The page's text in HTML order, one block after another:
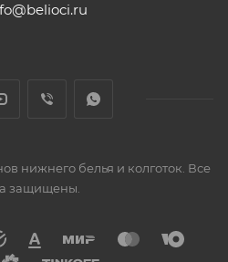
нижнего белья и колготок. Все
защищены.